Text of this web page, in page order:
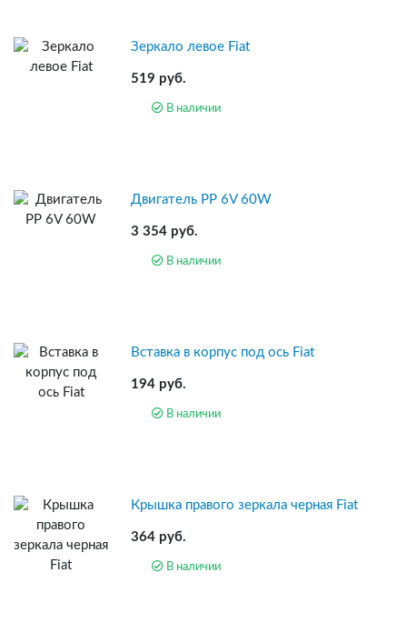
Зеркало левое Fiat
519 руб.
В наличии
Двигатель PP 6V 60W
3 354 руб.
В наличии
Вставка в корпус под ось Fiat
194 руб.
В наличии
Крышка правого зеркала черная Fiat
364 руб.
В наличии